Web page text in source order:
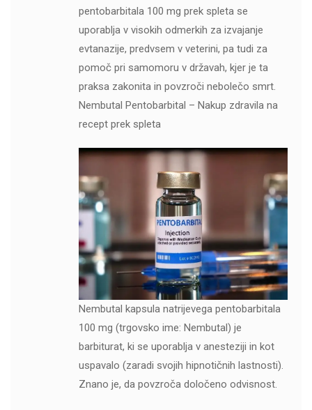
pentobarbitala 100 mg prek spleta se
uporablja v visokih odmerkih za izvajanje
evtanazije, predvsem v veterini, pa tudi za
pomoč pri samomoru v državah, kjer je ta
praksa zakonita in povzroči nebolečo smrt.
Nembutal Pentobarbital – Nakup zdravila na
recept prek spleta
Nembutal kapsula natrijevega pentobarbitala
100 mg (trgovsko ime: Nembutal) je
barbiturat, ki se uporablja v anesteziji in kot
uspavalo (zaradi svojih hipnotičnih lastnosti).
Znano je, da povzroča določeno odvisnost.